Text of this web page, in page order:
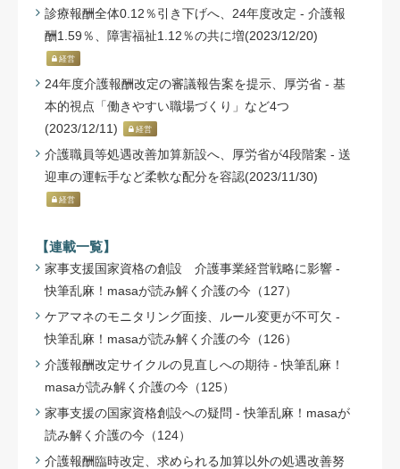
診療報酬全体0.12％引き下げへ、24年度改定 - 介護報
酬1.59％、障害福祉1.12％の共に増(2023/12/20)
経営
24年度介護報酬改定の審議報告案を提示、厚労省 - 基
本的視点「働きやすい職場づくり」など4つ
(2023/12/11)
経営
介護職員等処遇改善加算新設へ、厚労省が4段階案 - 送
迎車の運転手など柔軟な配分を容認(2023/11/30)
経営
【連載一覧】
家事支援国家資格の創設 介護事業経営戦略に影響 -
快筆乱麻！masaが読み解く介護の今（127）
ケアマネのモニタリング面接、ルール変更が不可欠 -
快筆乱麻！masaが読み解く介護の今（126）
介護報酬改定サイクルの見直しへの期待 - 快筆乱麻！
masaが読み解く介護の今（125）
家事支援の国家資格創設への疑問 - 快筆乱麻！masaが
読み解く介護の今（124）
介護報酬臨時改定、求められる加算以外の処遇改善努